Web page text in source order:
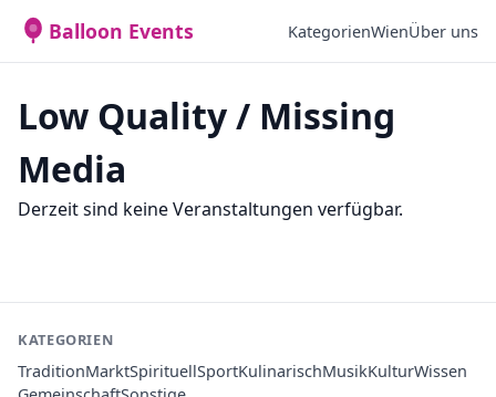
Balloon Events KategorienWienÜber uns
Low Quality / Missing
Media
Derzeit sind keine Veranstaltungen verfügbar.
KATEGORIEN
TraditionMarktSpirituellSportKulinarischMusikKulturWissen